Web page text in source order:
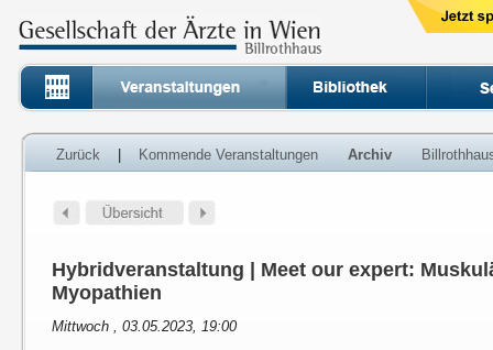
Zurück Kommende Veranstaltungen Archiv
Hybridveranstaltung | Meet our expert:
Myopathien
Mittwoch , 03.05.2023, 19:00